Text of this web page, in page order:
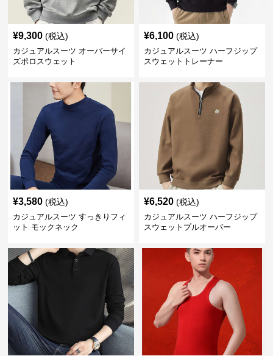
¥9,300 (税込)
カジュアルスーツ オーバーサイ
ズポロスウェット
¥6,100 (税込)
カジュアルスーツ ハーフジップ
スウェットトレーナー
¥3,580 (税込)
カジュアルスーツ すっきりフィ
ット モックネック
¥6,520 (税込)
カジュアルスーツ ハーフジップ
スウェットプルオーバー